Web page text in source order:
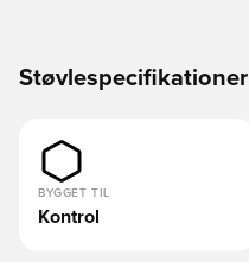
Støvlespecifikationer
BYGGET TIL
Kontrol